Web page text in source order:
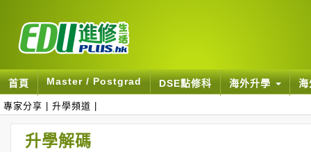
首頁 Master / Postgrad DSE點修科 海外升學
專家分享 升學頻道
升學解碼